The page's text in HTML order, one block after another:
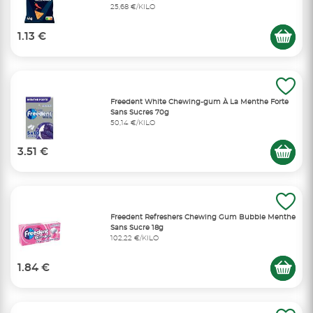
25,68 €/KILO
1.13 €
Freedent White Chewing-gum À La Menthe Forte
Sans Sucres 70g
50,14 €/KILO
3.51 €
Freedent Refreshers Chewing Gum Bubble Menthe
Sans Sucre 18g
102,22 €/KILO
1.84 €